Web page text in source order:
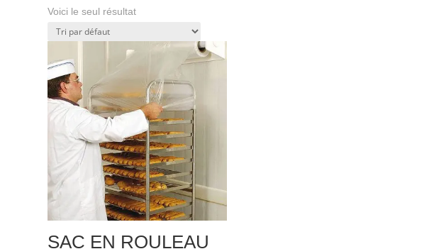
Voici le seul résultat
SAC EN ROULEAU